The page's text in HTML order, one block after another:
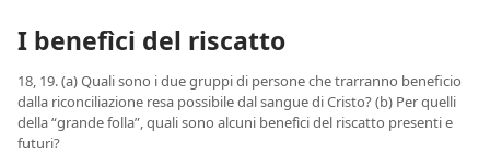
I benefìci del riscatto
18, 19. (a) Quali sono i due gruppi di persone che trarranno beneficio
dalla riconciliazione resa possibile dal sangue di Cristo? (b) Per quelli
della “grande folla”, quali sono alcuni benefìci del riscatto presenti e
futuri?